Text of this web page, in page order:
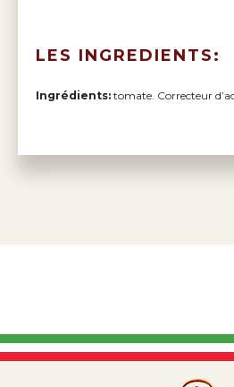
LES INGREDIENTS:
Ingrédients: tomate. Correcteur